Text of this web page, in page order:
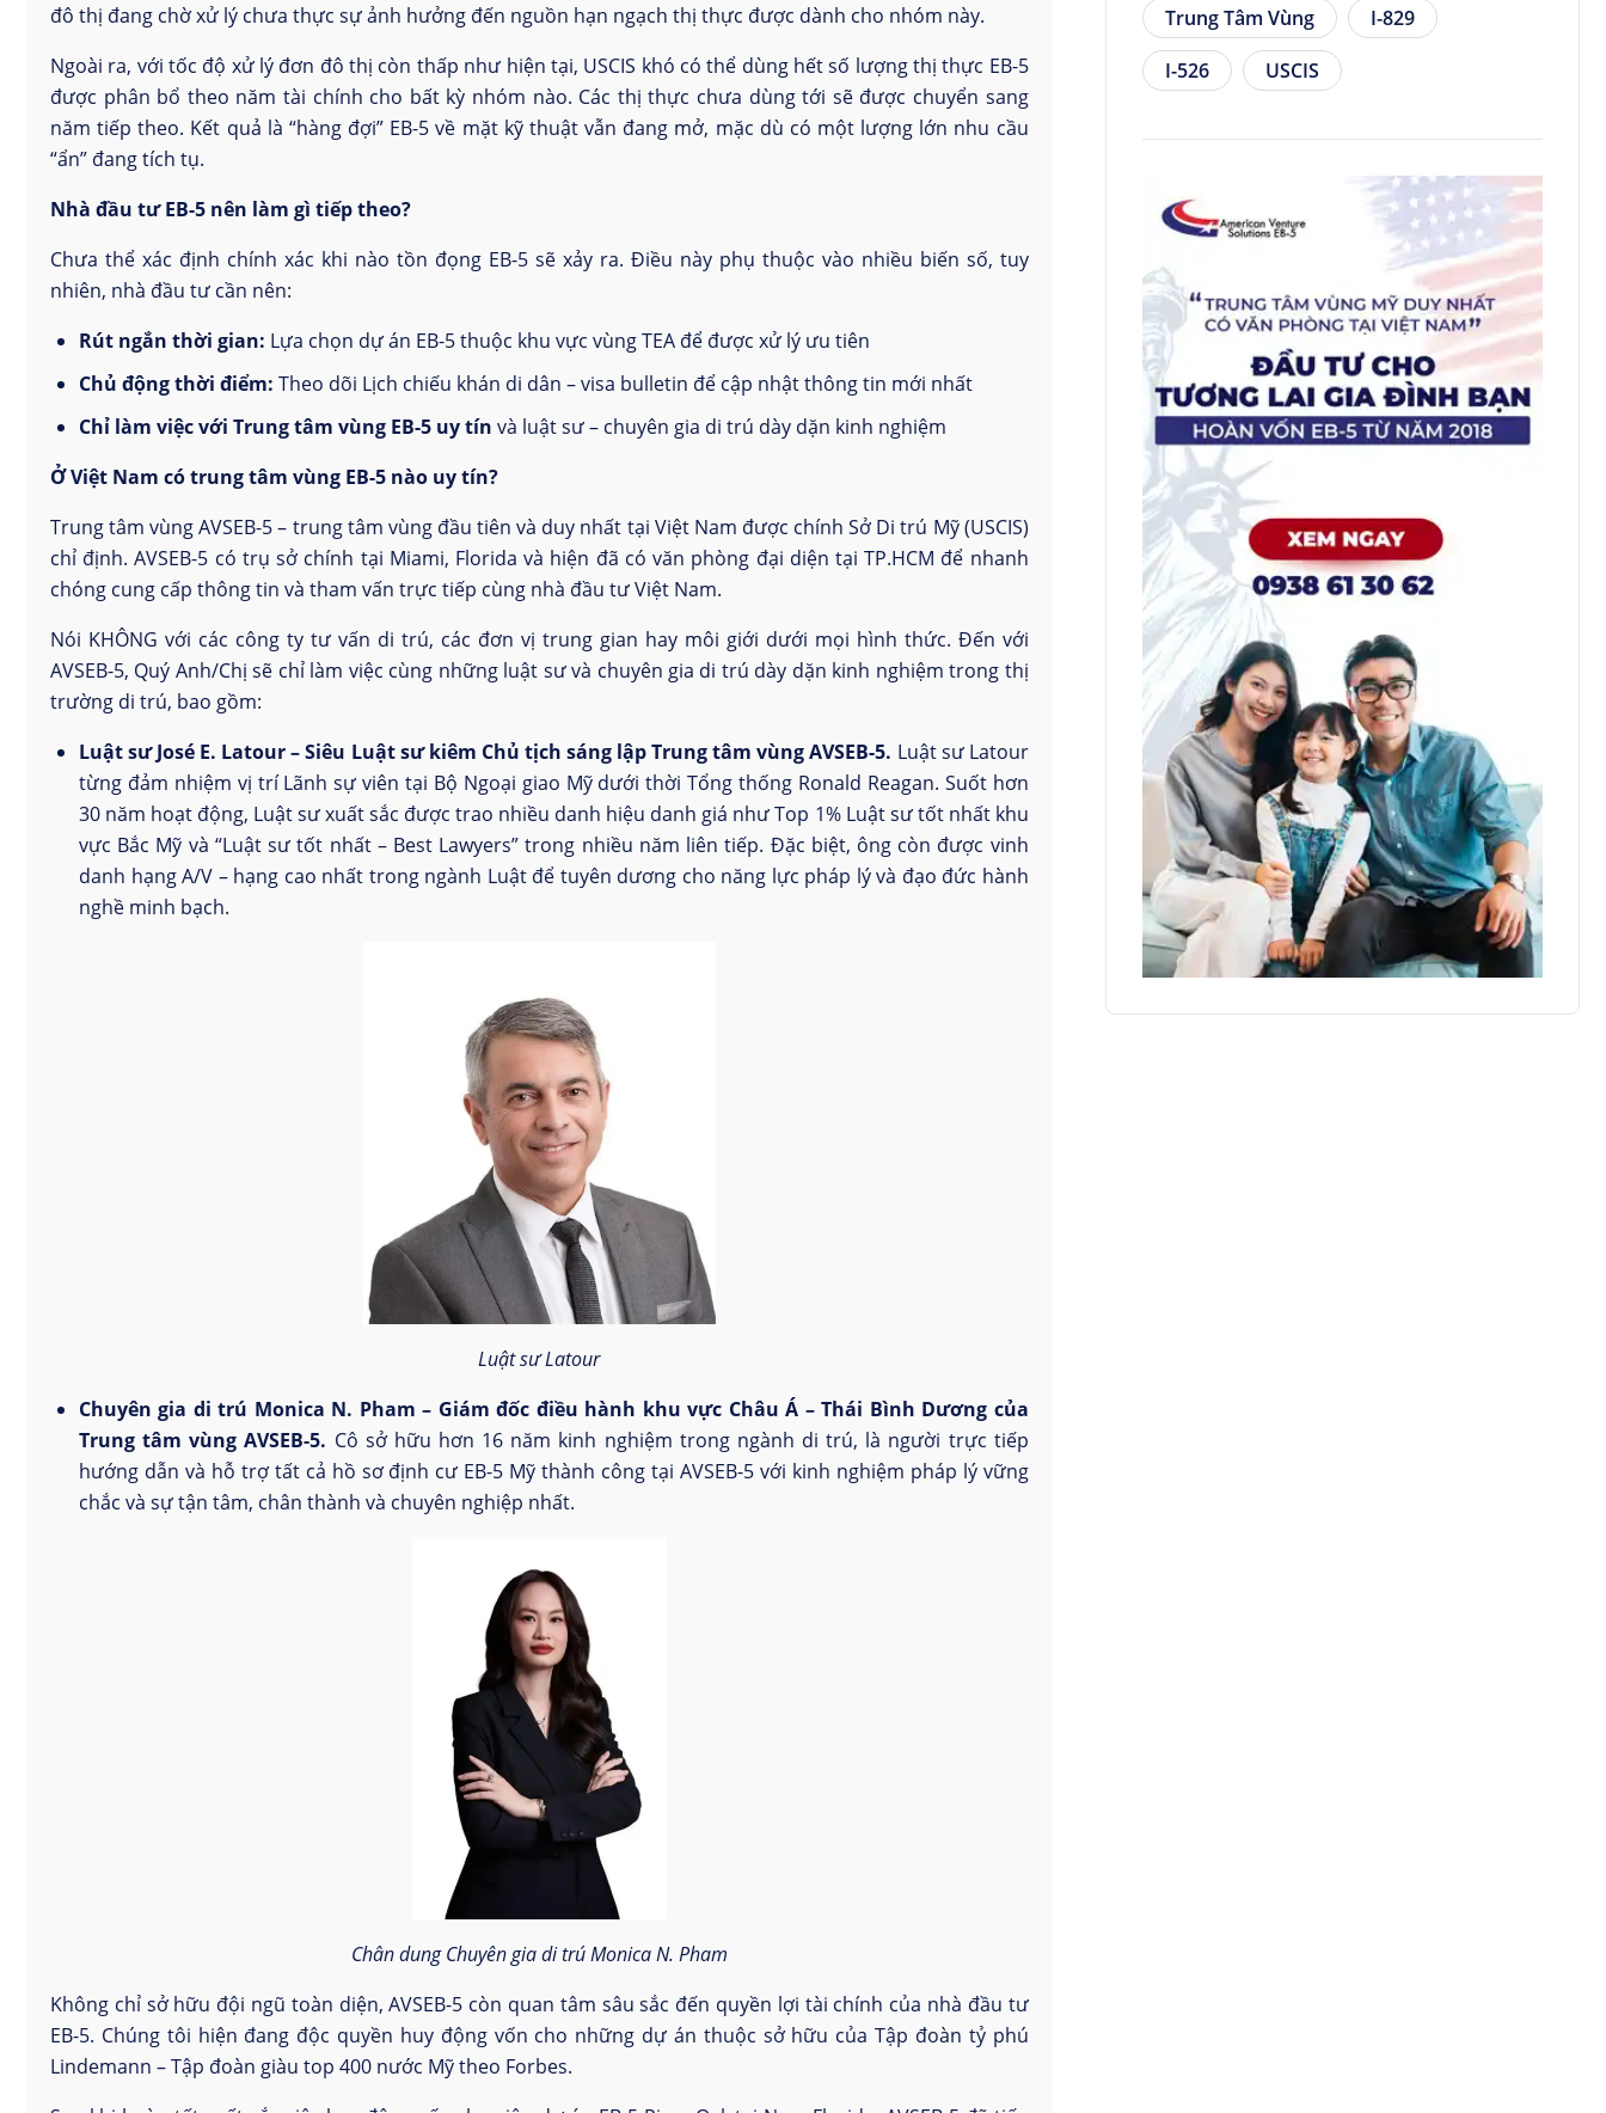
đô thị đang chờ xử lý chưa thực sự ảnh hưởng đến nguồn hạn ngạch thị thực được dành cho nhóm này.
Ngoài ra, với tốc độ xử lý đơn đô thị còn thấp như hiện tại, USCIS khó có thể dùng hết số lượng thị thực EB-5
được phân bổ theo năm tài chính cho bất kỳ nhóm nào. Các thị thực chưa dùng tới sẽ được chuyển sang
năm tiếp theo. Kết quả là “hàng đợi” EB-5 về mặt kỹ thuật vẫn đang mở, mặc dù có một lượng lớn nhu cầu
“ẩn” đang tích tụ.
Nhà đầu tư EB-5 nên làm gì tiếp theo?
Chưa thể xác định chính xác khi nào tồn đọng EB-5 sẽ xảy ra. Điều này phụ thuộc vào nhiều biến số, tuy
nhiên, nhà đầu tư cần nên:
Rút ngắn thời gian: Lựa chọn dự án EB-5 thuộc khu vực vùng TEA để được xử lý ưu tiên
Chủ động thời điểm: Theo dõi Lịch chiếu khán di dân – visa bulletin để cập nhật thông tin mới nhất
Chỉ làm việc với Trung tâm vùng EB-5 uy tín và luật sư – chuyên gia di trú dày dặn kinh nghiệm
Ở Việt Nam có trung tâm vùng EB-5 nào uy tín?
Trung tâm vùng AVSEB-5 – trung tâm vùng đầu tiên và duy nhất tại Việt Nam được chính Sở Di trú Mỹ (USCIS)
chỉ định. AVSEB-5 có trụ sở chính tại Miami, Florida và hiện đã có văn phòng đại diện tại TP.HCM để nhanh
chóng cung cấp thông tin và tham vấn trực tiếp cùng nhà đầu tư Việt Nam.
Nói KHÔNG với các công ty tư vấn di trú, các đơn vị trung gian hay môi giới dưới mọi hình thức. Đến với
AVSEB-5, Quý Anh/Chị sẽ chỉ làm việc cùng những luật sư và chuyên gia di trú dày dặn kinh nghiệm trong thị
trường di trú, bao gồm:
Luật sư José E. Latour – Siêu Luật sư kiêm Chủ tịch sáng lập Trung tâm vùng AVSEB-5. Luật sư Latour
từng đảm nhiệm vị trí Lãnh sự viên tại Bộ Ngoại giao Mỹ dưới thời Tổng thống Ronald Reagan. Suốt hơn
30 năm hoạt động, Luật sư xuất sắc được trao nhiều danh hiệu danh giá như Top 1% Luật sư tốt nhất khu
vực Bắc Mỹ và “Luật sư tốt nhất – Best Lawyers” trong nhiều năm liên tiếp. Đặc biệt, ông còn được vinh
danh hạng A/V – hạng cao nhất trong ngành Luật để tuyên dương cho năng lực pháp lý và đạo đức hành
nghề minh bạch.
Luật sư Latour
Chuyên gia di trú Monica N. Pham – Giám đốc điều hành khu vực Châu Á – Thái Bình Dương của
Trung tâm vùng AVSEB-5. Cô sở hữu hơn 16 năm kinh nghiệm trong ngành di trú, là người trực tiếp
hướng dẫn và hỗ trợ tất cả hồ sơ định cư EB-5 Mỹ thành công tại AVSEB-5 với kinh nghiệm pháp lý vững
chắc và sự tận tâm, chân thành và chuyên nghiệp nhất.
Chân dung Chuyên gia di trú Monica N. Pham
Không chỉ sở hữu đội ngũ toàn diện, AVSEB-5 còn quan tâm sâu sắc đến quyền lợi tài chính của nhà đầu tư
EB-5. Chúng tôi hiện đang độc quyền huy động vốn cho những dự án thuộc sở hữu của Tập đoàn tỷ phú
Lindemann – Tập đoàn giàu top 400 nước Mỹ theo Forbes.
Trung Tâm Vùng
I-829
I-526
USCIS